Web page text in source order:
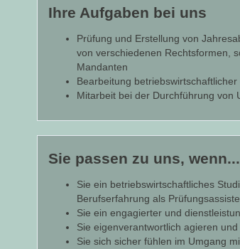
Ihre Aufgaben bei uns
Prüfung und Erstellung von
von verschiedenen Rechtsformen,
Mandanten
Bearbeitung
Mitarbeit bei der Durchführung von
Sie passen zu uns, wenn...
Sie ein betriebswirtschaftliches
Berufserfahrung als
Sie ein engagierter und
Sie eigenverantwortlich agieren
Sie sich sicher fühlen im Umgang